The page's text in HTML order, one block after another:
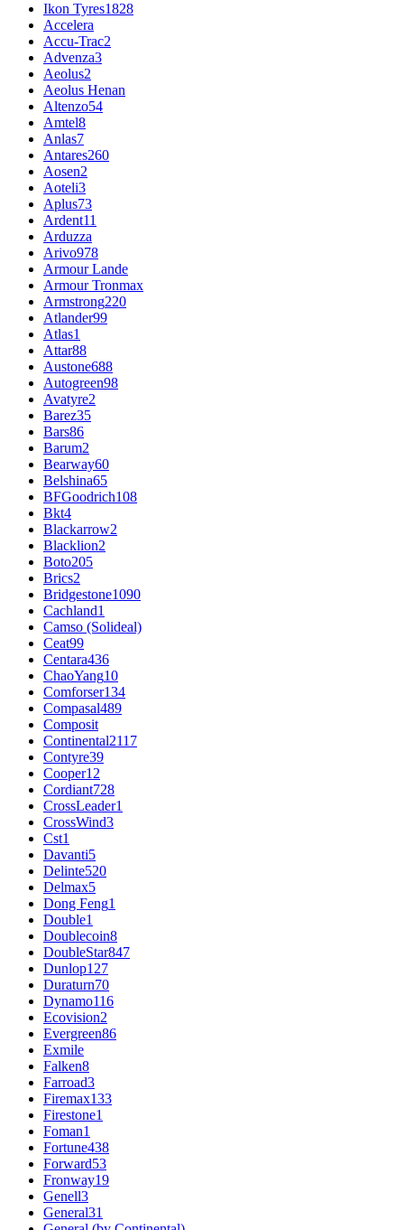
Ikon Tyres1828
Accelera
Accu-Trac2
Advenza3
Aeolus2
Aeolus Henan
Altenzo54
Amtel8
Anlas7
Antares260
Aosen2
Aoteli3
Aplus73
Ardent11
Arduzza
Arivo978
Armour Lande
Armour Tronmax
Armstrong220
Atlander99
Atlas1
Attar88
Austone688
Autogreen98
Avatyre2
Barez35
Bars86
Barum2
Bearway60
Belshina65
BFGoodrich108
Bkt4
Blackarrow2
Blacklion2
Boto205
Brics2
Bridgestone1090
Cachland1
Camso (Solideal)
Ceat99
Centara436
ChaoYang10
Comforser134
Compasal489
Composit
Continental2117
Contyre39
Cooper12
Cordiant728
CrossLeader1
CrossWind3
Cst1
Davanti5
Delinte520
Delmax5
Dong Feng1
Double1
Doublecoin8
DoubleStar847
Dunlop127
Duraturn70
Dynamo116
Ecovision2
Evergreen86
Exmile
Falken8
Farroad3
Firemax133
Firestone1
Foman1
Fortune438
Forward53
Fronway19
Genell3
General31